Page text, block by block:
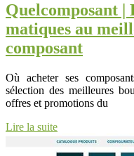
Quel­com­po­sant
mati­ques au
com­po­sant
Où acheter ses
sélection des meilleures
offres et promotions du
Lire la suite